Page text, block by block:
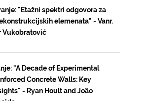
"Etažni spektri odgovora za
elemenata" - Vanr.
Vukobratović
"A Decade of Experimental
Concrete Walls: Key
- Ryan Hoult and João